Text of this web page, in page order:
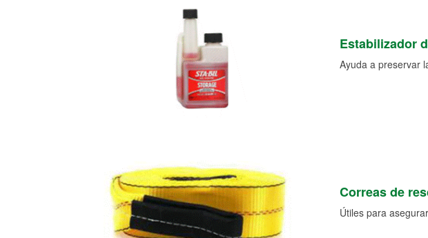
Estabilizador
Ayuda a preservar
Correas de
Útiles para